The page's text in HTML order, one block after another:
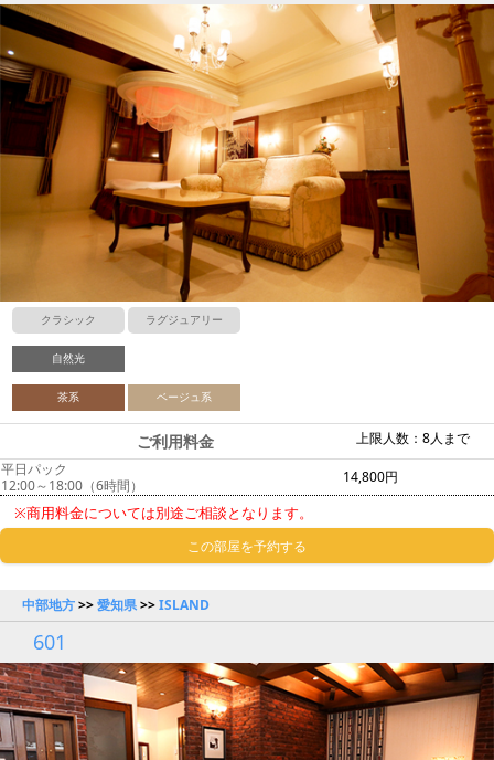
クラシック ラグジュアリー
自然光
茶系 ベージュ系
上限人数：8人まで
ご利用料金
平日パック
12:00～18:00（6時間）
14,800円
※商用料金については別途ご相談となります。
この部屋を予約する
中部地方>>愛知県>>ISLAND
601